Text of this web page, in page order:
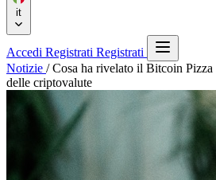
Accedi Registrati Registrati
Notizie / Cosa ha rivelato il Bitcoin
delle criptovalute